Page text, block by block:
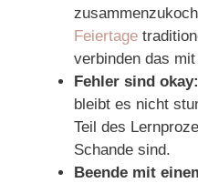
Feiertage
verbinden das
Fehler sind okay:
bleibt es nicht
Teil des
Schande sind.
Beende mit